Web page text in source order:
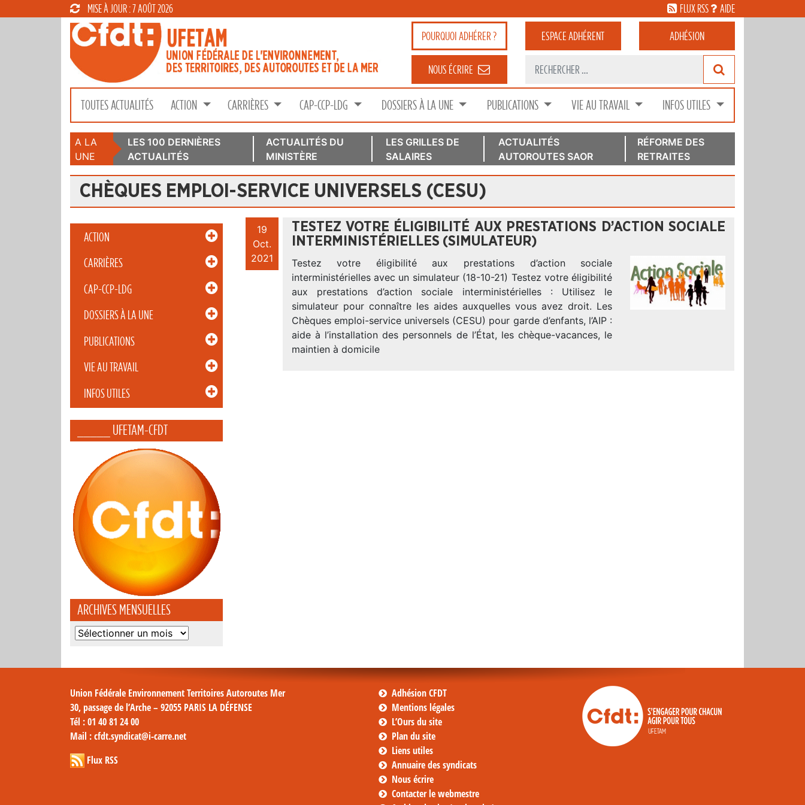
MISE À JOUR : 7 AOÛT 2026 FLUX RSS AIDE
POURQUOIADHÉRER ? ESPACEADHÉRENT ADHÉSION
NOUS ÉCRIRE
TOUTES ACTUALITÉS ACTION CARRIÈRES CAP-CCP-LDG DOSSIERS À LA UNE PUBLICATIONS VIE AU TRAVAIL INFOS UTILES
A LA
UNE
LES 100 DERNIÈRES
ACTUALITÉS
ACTUALITÉS DU
MINISTÈRE
LES GRILLES DE
SALAIRES
ACTUALITÉS
AUTOROUTES SAOR
RÉFORME DES
RETRAITES
CHÈQUES EMPLOI-SERVICE UNIVERSELS (CESU)
ACTION
CARRIÈRES
CAP-CCP-LDG
DOSSIERS À LA UNE
PUBLICATIONS
VIE AU TRAVAIL
INFOS UTILES
_____ UFETAM-CFDT
ARCHIVES MENSUELLES
Archives
19
Oct.
2021
TESTEZ VOTRE ÉLIGIBILITÉ AUX PRESTATIONS D’ACTION SOCIALE
INTERMINISTÉRIELLES (SIMULATEUR)
Testez votre éligibilité aux prestations d’action sociale
interministérielles avec un simulateur (18-10-21) Testez votre éligibilité
aux prestations d’action sociale interministérielles : Utilisez le
simulateur pour connaître les aides auxquelles vous avez droit. Les
Chèques emploi-service universels (CESU) pour garde d’enfants, l’AIP :
aide à l’installation des personnels de l’État, les chèque-vacances, le
maintien à domicile
Union Fédérale Environnement Territoires Autoroutes Mer
30, passage de l’Arche – 92055 PARIS LA DÉFENSE
Tél : 01 40 81 24 00
Mail : cfdt.syndicat@i-carre.net
Flux RSS
Adhésion CFDT
Mentions légales
L’Ours du site
Plan du site
Liens utiles
Annuaire des syndicats
Nous écrire
Contacter le webmestre